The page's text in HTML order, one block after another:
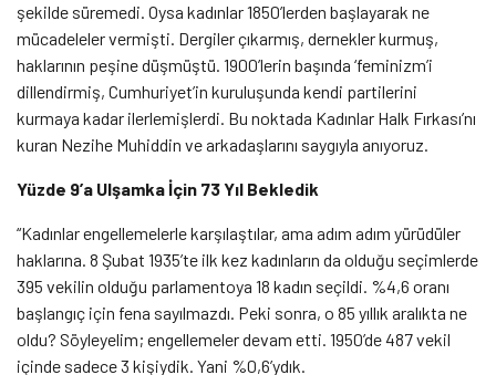
şekilde süremedi. Oysa kadınlar 1850’lerden başlayarak ne
mücadeleler vermişti. Dergiler çıkarmış, dernekler kurmuş,
haklarının peşine düşmüştü. 1900’lerin başında ‘feminizm’i
dillendirmiş, Cumhuriyet’in kuruluşunda kendi partilerini
kurmaya kadar ilerlemişlerdi. Bu noktada Kadınlar Halk Fırkası’nı
kuran Nezihe Muhiddin ve arkadaşlarını saygıyla anıyoruz.
Yüzde 9’a Ulşamka İçin 73 Yıl Bekledik
“Kadınlar engellemelerle karşılaştılar, ama adım adım yürüdüler
haklarına. 8 Şubat 1935’te ilk kez kadınların da olduğu seçimlerde
395 vekilin olduğu parlamentoya 18 kadın seçildi. %4,6 oranı
başlangıç için fena sayılmazdı. Peki sonra, o 85 yıllık aralıkta ne
oldu? Söyleyelim; engellemeler devam etti. 1950’de 487 vekil
içinde sadece 3 kişiydik. Yani %0,6’ydık.